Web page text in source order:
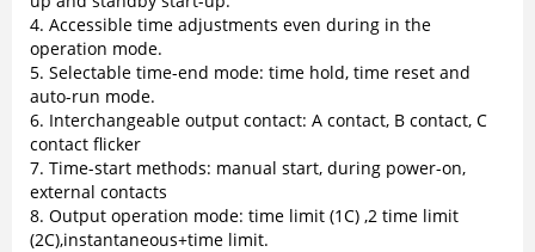
4. Accessible time adjustments even during in the
operation mode.
5. Selectable time-end mode: time hold, time reset and
auto-run mode.
6. Interchangeable output contact: A contact, B contact, C
contact flicker
7. Time-start methods: manual start, during power-on,
external contacts
8. Output operation mode: time limit (1C) ,2 time limit
(2C),instantaneous+time limit.